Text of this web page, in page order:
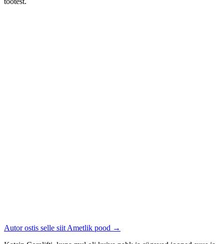
Autor ostis selle siit Ametlik pood →